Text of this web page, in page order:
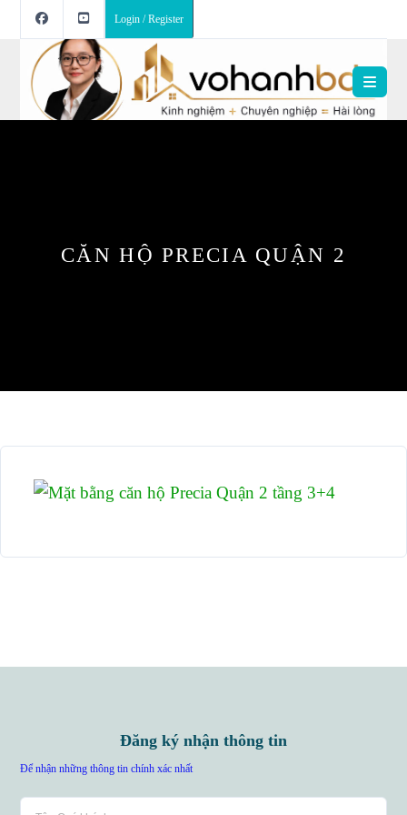
Login / Register
CĂN HỘ PRECIA QUẬN 2
Đăng ký nhận thông tin
Để nhận những thông tin chính xác nhất